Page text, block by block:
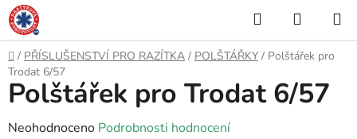
Přejít
na
obsah
Hledat
KOŠÍK
Domů
/ PŘÍSLUŠENSTVÍ PRO RAZÍTKA / POLŠTÁŘKY / Polštářek pro
Trodat 6/57
Polštářek pro Trodat 6/57
Průměrné
Neohodnoceno Podrobnosti hodnocení